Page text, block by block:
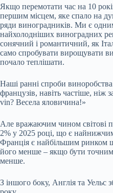
Якщо перемотати час на 10
першим місцем, яке спало на
ряди виноградників. Ми є
найхолодніших виноградних
сонячний і романтичний, як
само спробувати вирощувати
почало теплішати.
Наші ранні спроби
французів, навіть частіше, ніж
vin? Весела яловичина!»
Але вражаючим чином світові
2% у 2025 році, що є
Франція є найбільшим ринком
його менше – якщо бути
менше.
З іншого боку, Англія та Уельс